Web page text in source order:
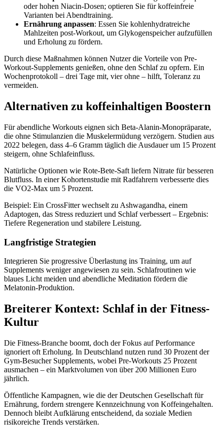
oder hohen Niacin-Dosen; optieren Sie für koffeinfreie
Varianten bei Abendtraining.
Ernährung anpassen: Essen Sie kohlenhydratreiche
Mahlzeiten post-Workout, um Glykogenspeicher aufzufüllen
und Erholung zu fördern.
Durch diese Maßnahmen können Nutzer die Vorteile von Pre-
Workout-Supplements genießen, ohne den Schlaf zu opfern. Ein
Wochenprotokoll – drei Tage mit, vier ohne – hilft, Toleranz zu
vermeiden.
Alternativen zu koffeinhaltigen Boostern
Für abendliche Workouts eignen sich Beta-Alanin-Monopräparate,
die ohne Stimulanzien die Muskelermüdung verzögern. Studien aus
2022 belegen, dass 4–6 Gramm täglich die Ausdauer um 15 Prozent
steigern, ohne Schlafeinfluss.
Natürliche Optionen wie Rote-Bete-Saft liefern Nitrate für besseren
Blutfluss. In einer Kohortenstudie mit Radfahrern verbesserte dies
die VO2-Max um 5 Prozent.
Beispiel: Ein CrossFitter wechselt zu Ashwagandha, einem
Adaptogen, das Stress reduziert und Schlaf verbessert – Ergebnis:
Tiefere Regeneration und stabilere Leistung.
Langfristige Strategien
Integrieren Sie progressive Überlastung ins Training, um auf
Supplements weniger angewiesen zu sein. Schlafroutinen wie
blaues Licht meiden und abendliche Meditation fördern die
Melatonin-Produktion.
Breiterer Kontext: Schlaf in der Fitness-
Kultur
Die Fitness-Branche boomt, doch der Fokus auf Performance
ignoriert oft Erholung. In Deutschland nutzen rund 30 Prozent der
Gym-Besucher Supplements, wobei Pre-Workouts 25 Prozent
ausmachen – ein Marktvolumen von über 200 Millionen Euro
jährlich.
Öffentliche Kampagnen, wie die der Deutschen Gesellschaft für
Ernährung, fordern strengere Kennzeichnung von Koffeingehalten.
Dennoch bleibt Aufklärung entscheidend, da soziale Medien
risikoreiche Trends verstärken.